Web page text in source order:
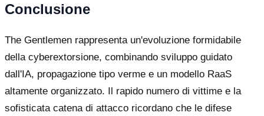
Conclusione
The Gentlemen rappresenta un'evoluzione formidabile
della cyberextorsione, combinando sviluppo guidato
dall'IA, propagazione tipo verme e un modello RaaS
altamente organizzato. Il rapido numero di vittime e la
sofisticata catena di attacco ricordano che le difese